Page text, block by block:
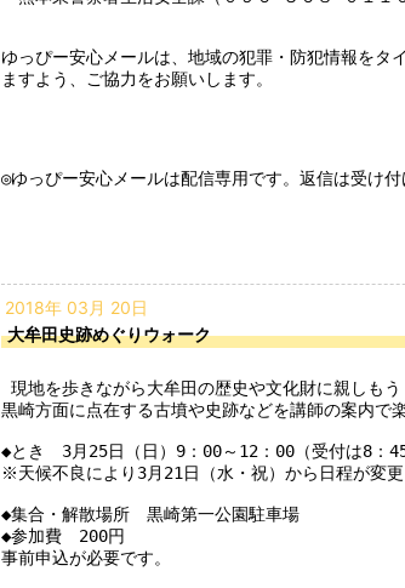
ゆっぴー安心メールは、地域の犯罪・防犯情報をタ
ますよう、ご協力をお願いします。
◎ゆっぴー安心メールは配信専用です。返信は受け付
2018年 03月 20日
大牟田史跡めぐりウォーク
黒崎方面に点在する古墳や史跡などを講師の案内で
◆とき　3月25日（日）9：00～12：00（受付は8：45
※天候不良により3月21日（水・祝）から日程が変更
◆集合・解散場所　黒崎第一公園駐車場
◆参加費　200円
事前申込が必要です。